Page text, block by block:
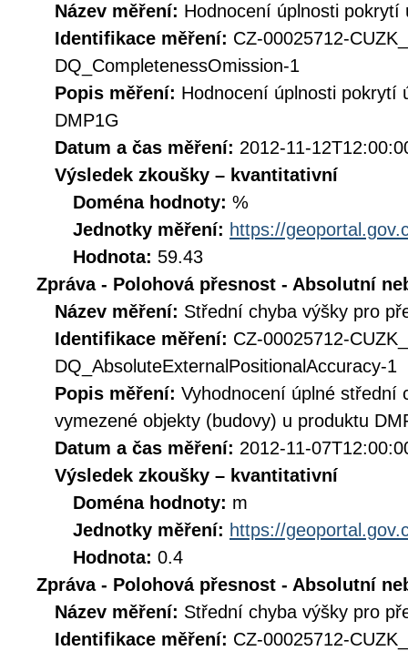
Název měření: Hodnocení úplnosti
Identifikace měření: CZ-00025712-
DQ_CompletenessOmission-1
Popis měření: Hodnocení úplnosti pokrytí
DMP1G
Datum a čas měření: 2012-11-
Výsledek zkoušky – kvantitativní
Doména hodnoty: %
Jednotky měření: https://
Hodnota: 59.43
Zpráva - Polohová přesnost - Absolutní
Název měření: Střední chyba výšky pro
Identifikace měření: CZ-00025712-
DQ_AbsoluteExternalPositionalAccuracy-1
Popis měření: Vyhodnocení úplné střední
vymezené objekty (budovy) u produktu
Datum a čas měření: 2012-11-
Výsledek zkoušky – kvantitativní
Doména hodnoty: m
Jednotky měření: https://
Hodnota: 0.4
Zpráva - Polohová přesnost - Absolutní
Název měření: Střední chyba výšky pro
Identifikace měření: CZ-00025712-